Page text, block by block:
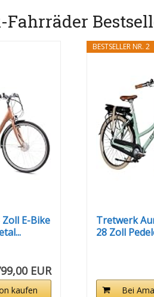
Zoll E-Bike
EUR
kaufen
BESTSELLER NR. 2
Tretwerk
28 Zoll
Bei